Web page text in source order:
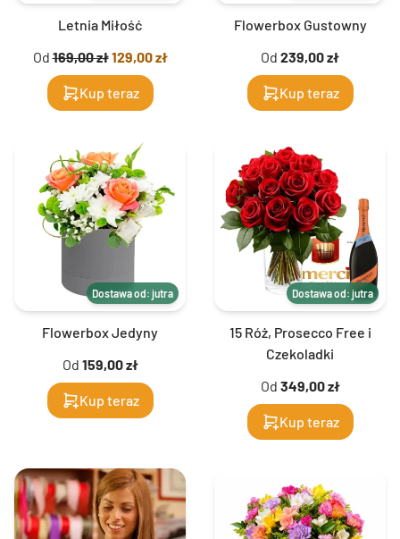
Letnia Miłość
Od169,00 zł129,00 zł
Kup teraz
Flowerbox Gustowny
Od 239,00 zł
Kup teraz
Dostawa od: jutra
Flowerbox Jedyny
Od 159,00 zł
Kup teraz
Dostawa od: jutra
15 Róż, Prosecco Free i
Czekoladki
Od 349,00 zł
Kup teraz